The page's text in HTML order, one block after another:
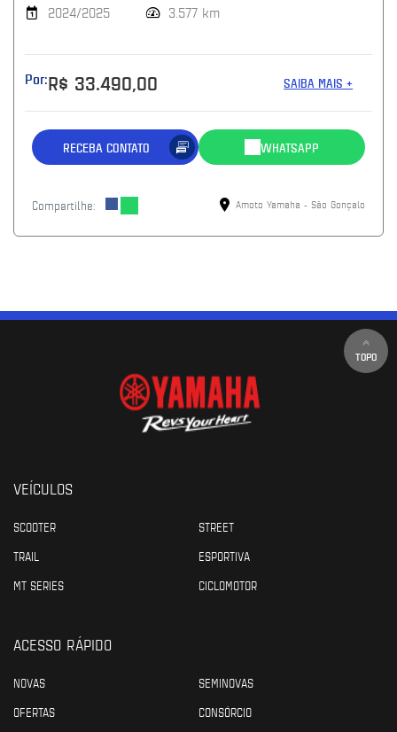
2024/2025 3.577 km
Por:R$ 33.490,00 SAIBA MAIS +
RECEBA CONTATO WHATSAPP
Compartilhe: Amoto Yamaha - São Gonçalo
TOPO
VEÍCULOS
SCOOTER
STREET
TRAIL
ESPORTIVA
MT SERIES
CICLOMOTOR
ACESSO RÁPIDO
NOVAS
SEMINOVAS
OFERTAS
CONSÓRCIO